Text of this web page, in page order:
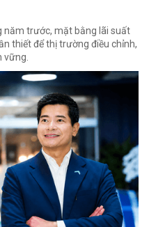
năm trước, mặt bằng lãi suất
thiết để thị trường điều chỉnh,